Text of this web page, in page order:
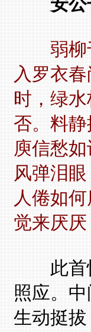
安公
弱
入罗衣
时，绿
否。料
庾信愁
风弹泪
人倦如
觉来厌
此首怀
照应。
生动挺